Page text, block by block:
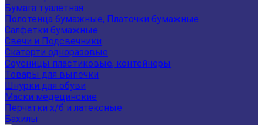
Бумага туалетная
Полотенца бумажные, Платочки бумажные
Салфетки бумажные
Свечи и Подсвечники
Скатерти одноразовые
Соусницы пластиковые, контейнеры
Товары для выпечки
Шнурки для обуви
Маски медецинские
Перчатки х/б и латексные
Бахилы